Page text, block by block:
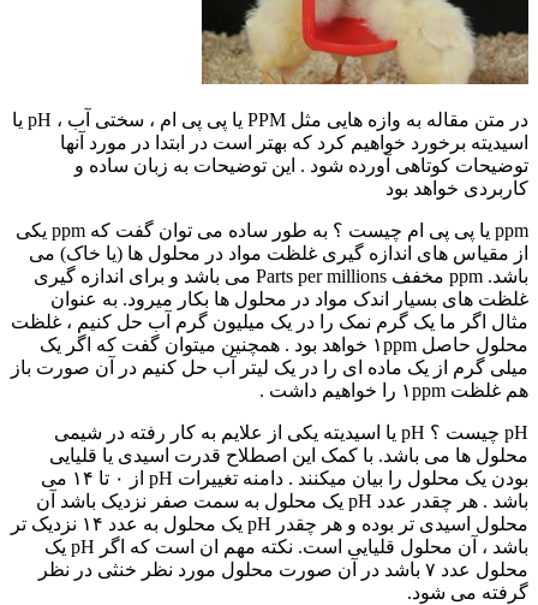
در متن مقاله به وازه هایی مثل PPM یا پی پی ام ، سختی آب ، pH یا
اسیدیته برخورد خواهیم کرد که بهتر است در ابتدا در مورد آنها
توضیحات کوتاهی آورده شود . این توضیحات به زبان ساده و
کاربردی خواهد بود
ppm یا پی پی ام چیست ؟ به طور ساده می توان گفت که ppm یکی
از مقیاس های اندازه گیری غلظت مواد در محلول ها (یا خاک) می
باشد. ppm مخفف Parts per millions می باشد و برای اندازه گیری
غلظت های بسیار اندک مواد در محلول ها بکار میرود. به عنوان
مثال اگر ما یک گرم نمک را در یک میلیون گرم آب حل کنیم ، غلظت
محلول حاصل ۱ppm خواهد بود . همچنین میتوان گفت که اگر یک
میلی گرم از یک ماده ای را در یک لیتر آب حل کنیم در آن صورت باز
هم غلظت ۱ppm را خواهیم داشت .
pH چیست ؟ pH یا اسیدیته یکی از علایم به کار رفته در شیمی
محلول ها می باشد. با کمک این اصطلاح قدرت اسیدی یا قلیایی
بودن یک محلول را بیان میکنند . دامنه تغییرات pH از ۰ تا ۱۴ می
باشد . هر چقدر عدد pH یک محلول به سمت صفر نزدیک باشد آن
محلول اسیدی تر بوده و هر چقدر pH یک محلول به عدد ۱۴ نزدیک تر
باشد ، آن محلول قلیایی است. نکته مهم ان است که اگر pH یک
محلول عدد ۷ باشد در آن صورت محلول مورد نظر خنثی در نظر
گرفته می شود.